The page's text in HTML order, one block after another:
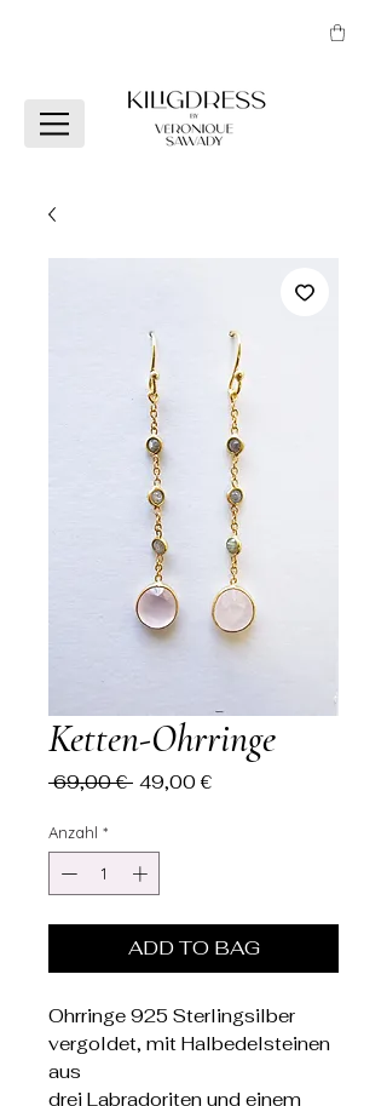
Ketten-Ohrringe
69,00 € Standardpreis
49,00 €
Anzahl *
ADD TO BAG
Ohrringe 925 Sterlingsilber
vergoldet, mit Halbedelsteinen
aus
drei Labradoriten und einem